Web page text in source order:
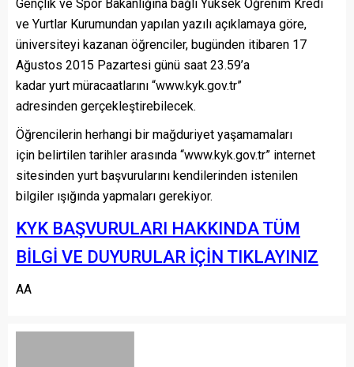
Gençlik ve Spor Bakanlığına bağlı Yüksek Öğrenim Kredi
ve Yurtlar Kurumundan yapılan yazılı açıklamaya göre,
üniversiteyi kazanan öğrenciler, bugünden itibaren 17
Ağustos 2015 Pazartesi günü saat 23.59’a
kadar yurt müracaatlarını “www.kyk.gov.tr”
adresinden gerçekleştirebilecek.
Öğrencilerin herhangi bir mağduriyet yaşamamaları
için belirtilen tarihler arasında “www.kyk.gov.tr” internet
sitesinden yurt başvurularını kendilerinden istenilen
bilgiler ışığında yapmaları gerekiyor.
KYK BAŞVURULARI HAKKINDA TÜM
BİLGİ VE DUYURULAR İÇİN TIKLAYINIZ
AA